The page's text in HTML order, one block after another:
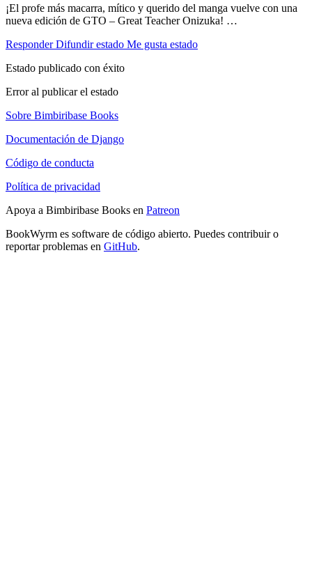
¡El profe más macarra, mítico y querido del manga vuelve con una
nueva edición de GTO – Great Teacher Onizuka! …
Responder Difundir estado Me gusta estado
Estado publicado con éxito
Error al publicar el estado
Sobre Bimbiribase Books
Documentación de Django
Código de conducta
Política de privacidad
Apoya a Bimbiribase Books en Patreon
BookWyrm es software de código abierto. Puedes contribuir o
reportar problemas en GitHub.